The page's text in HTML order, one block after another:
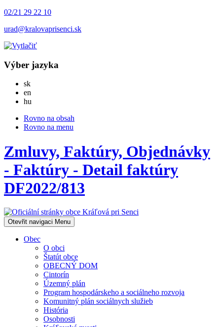
02/21 29 22 10
urad@kralovaprisenci.sk
Výber jazyka
skSlovensky
en
hu
Rovno na obsah
Rovno na menu
Zmluvy, Faktúry, Objednávky
- Faktúry - Detail faktúry
DF2022/813
Otevřit navigaci Menu
Obec
O obci
Štatút obce
OBECNÝ DOM
Cintorín
Územný plán
Program hospodárskeho a sociálneho rozvoja
Komunitný plán sociálnych služieb
História
Osobnosti